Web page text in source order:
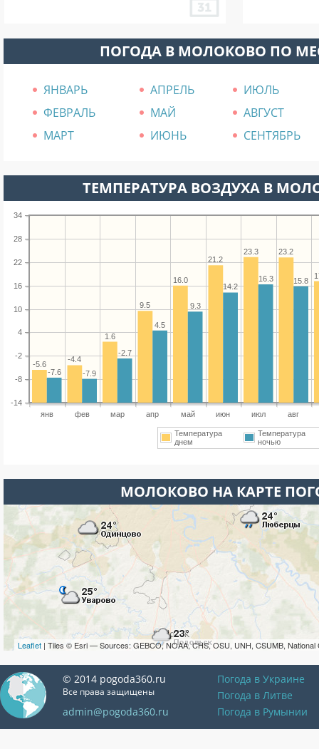
ПОГОДА В МОЛОКОВО ПО
ЯНВАРЬ АПРЕЛЬ
ИЮЛЬ
ФЕВРАЛЬ
МАЙ
АВГУСТ
МАРТ
ИЮНЬ СЕНТЯБРЬ
ТЕМПЕРАТУРА ВОЗДУХА В
янв фев мар апр май июн июл авг
-14
-8
-2
4
10
16
22
28
34
23.2
23.3
21.2
16.0
9.5
1.6
-4.4
-5.6
15.8
16.3
14.2
9.3
4.5
-2.7
-7.9
-7.6
Температура
днем
Температура
ночью
МОЛОКОВО НА КАРТЕ
Leaflet | Tiles © Esri — Sources: GEBCO, NOAA, CHS, OSU, UNH, CSUMB, National
© 2014 pogoda360.ru
Все права защищены
admin@pogoda360.ru
Погода в Украине
Погода в Литве
Погода в Румынии